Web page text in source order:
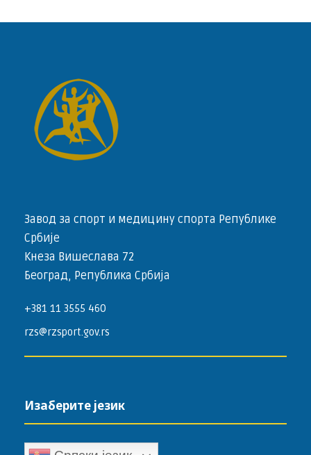
Завод за спорт и медицину спорта Републике
Србије
Кнеза Вишеслава 72
Београд, Република Србија
+381 11 3555 460
rzs@rzsport.gov.rs
Изаберите језик